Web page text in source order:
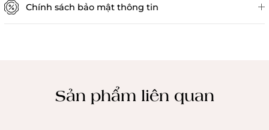
Chính sách bảo mật thông tin
Sản phẩm liên quan